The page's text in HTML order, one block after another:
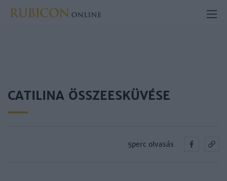
CATILINA ÖSSZEESKÜVÉSE
5perc olvasás